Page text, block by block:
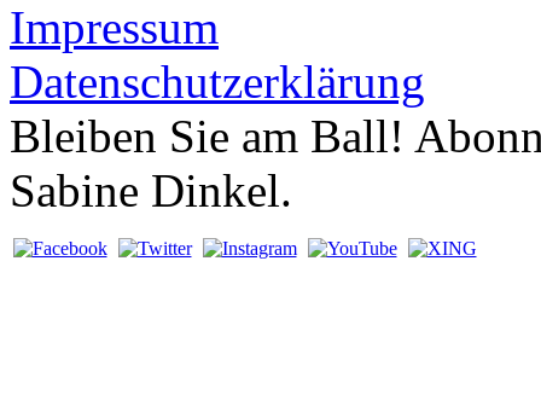
Impressum
Datenschutzerklärung
Bleiben Sie am Ball!
Sabine Dinkel.